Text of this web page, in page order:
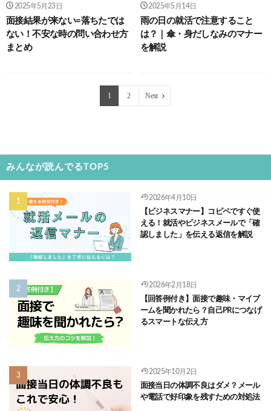
2025年5月23日
面接結果が来ない=落ちたでは
ない！不安な時の問い合わせ方
まとめ
2025年5月14日
雨の日の就活で注意すること
は？｜傘・身だしなみのマナー
を解説
1 2 Next
みんなが読んでるTOP5
2026年4月10日
【ビジネスマナー】コピペですぐ使
える！就活やビジネスメールで「確
認しました」を伝える返信を解説
2026年2月18日
【回答例付き】面接で趣味・マイブ
ームを聞かれたら？自己PRにつなげ
るスマートな伝え方
2025年10月2日
面接当日の体調不良はダメ？メール
や電話で好印象を残すための対処法